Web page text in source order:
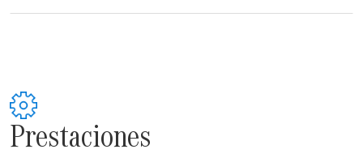
Prestaciones